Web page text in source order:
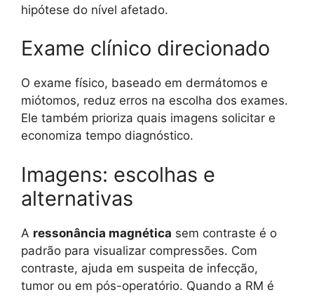
hipótese do nível afetado.
Exame clínico direcionado
O exame físico, baseado em dermátomos e
miótomos, reduz erros na escolha dos exames.
Ele também prioriza quais imagens solicitar e
economiza tempo diagnóstico.
Imagens: escolhas e
alternativas
A ressonância magnética sem contraste é o
padrão para visualizar compressões. Com
contraste, ajuda em suspeita de infecção,
tumor ou em pós-operatório. Quando a RM é